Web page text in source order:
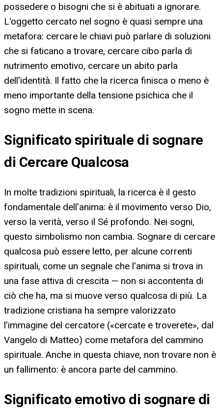
possedere o bisogni che si è abituati a ignorare.
L'oggetto cercato nel sogno è quasi sempre una
metafora: cercare le chiavi può parlare di soluzioni
che si faticano a trovare, cercare cibo parla di
nutrimento emotivo, cercare un abito parla
dell'identità. Il fatto che la ricerca finisca o meno è
meno importante della tensione psichica che il
sogno mette in scena.
Significato spirituale di sognare
di Cercare Qualcosa
In molte tradizioni spirituali, la ricerca è il gesto
fondamentale dell'anima: è il movimento verso Dio,
verso la verità, verso il Sé profondo. Nei sogni,
questo simbolismo non cambia. Sognare di cercare
qualcosa può essere letto, per alcune correnti
spirituali, come un segnale che l'anima si trova in
una fase attiva di crescita — non si accontenta di
ciò che ha, ma si muove verso qualcosa di più. La
tradizione cristiana ha sempre valorizzato
l'immagine del cercatore («cercate e troverete», dal
Vangelo di Matteo) come metafora del cammino
spirituale. Anche in questa chiave, non trovare non è
un fallimento: è ancora parte del cammino.
Significato emotivo di sognare di